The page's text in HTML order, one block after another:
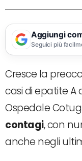
Aggiungi
Seguici più
Cresce la
casi di epatite A
Ospedale
contagi, con
anche negli